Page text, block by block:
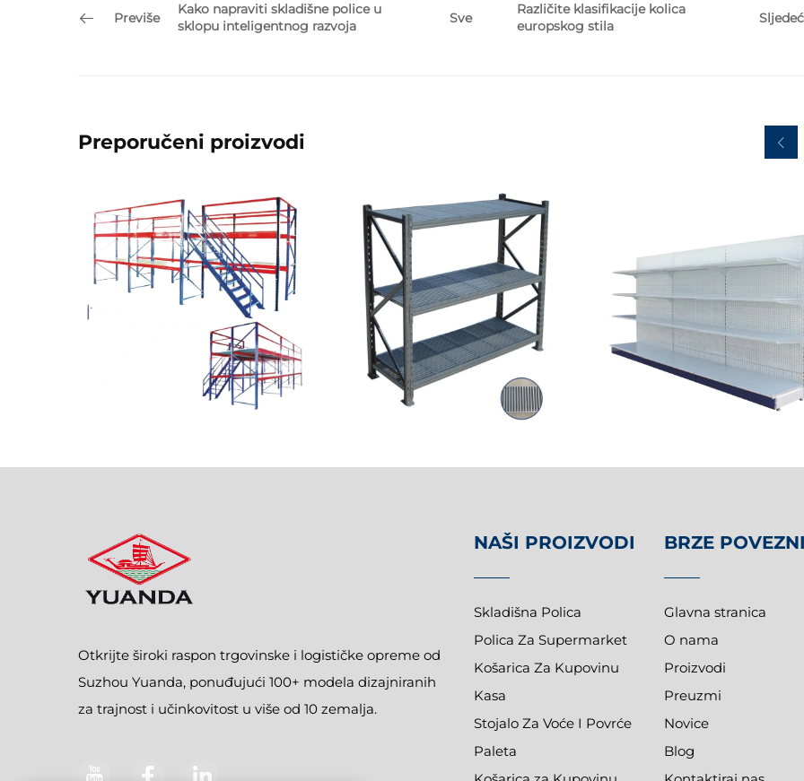
Previše
Kako napraviti skladišne police u
sklopu inteligentnog razvoja
Sve
Različite klasifikacije kolica
europskog stila
Preporučeni proizvodi
Otkrijte široki raspon trgovinske i logističke opreme od
Suzhou Yuanda, ponuđujući 100+ modela dizajniranih
za trajnost i učinkovitost u više od 10 zemalja.
NAŠI PROIZVODI
Skladišna Polica
Polica Za Supermarket
Košarica Za Kupovinu
Kasa
Stojalo Za Voće I Povrće
Paleta
BRZE
Glavna stranica
O nama
Proizvodi
Preuzmi
Novice
Blog